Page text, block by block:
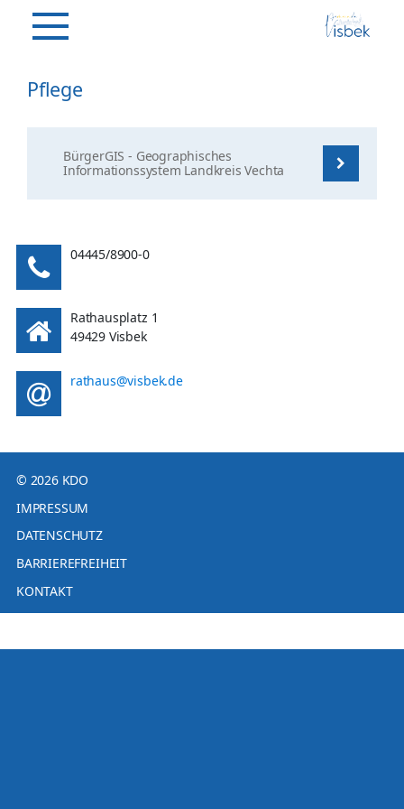
Pflege
BürgerGIS - Geographisches
Informationssystem Landkreis Vechta
04445/8900-0
Rathausplatz 1
49429 Visbek
rathaus@visbek.de
© 2026 KDO
IMPRESSUM
DATENSCHUTZ
BARRIEREFREIHEIT
KONTAKT